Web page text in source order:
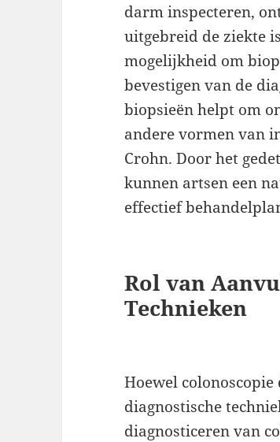
darm inspecteren,
uitgebreid de ziekte
mogelijkheid om
bevestigen van de
biopsieën helpt om
andere vormen van
Crohn. Door het
kunnen artsen een
effectief
Rol van
Technieken
Hoewel
diagnostische
diagnosticeren van